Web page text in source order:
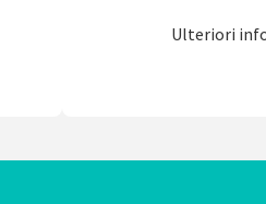
Ulteriori